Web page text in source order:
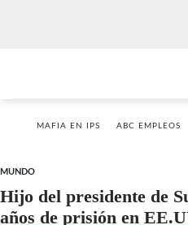
MAFIA EN IPS ABC EMPLEOS
MUNDO
Hijo del presidente de
años de prisión en